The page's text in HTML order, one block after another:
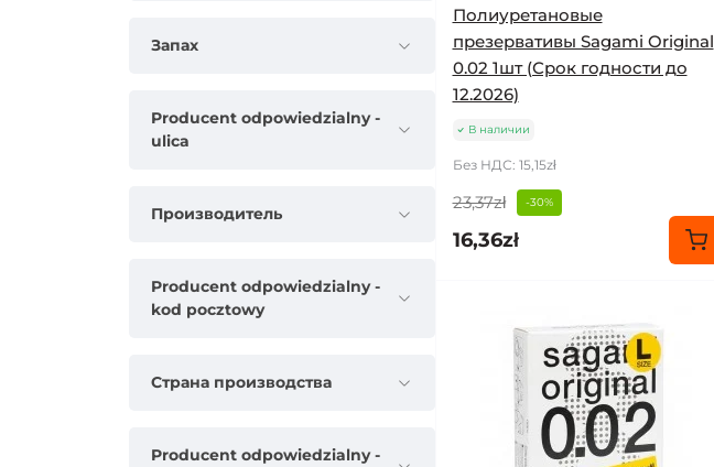
Запах
Producent odpowiedzialny -
ulica
Производитель
Producent odpowiedzialny -
kod pocztowy
Страна производства
Producent odpowiedzialny -
Полиуретановые
презервативы Sagami Original
0.02 1шт (Срок годности до
12.2026)
В наличии
Без НДС: 15,15zł
23,37zł -30%
16,36zł